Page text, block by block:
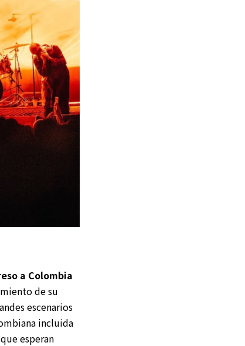
a Colombia
de su
escenarios
incluida
esperan